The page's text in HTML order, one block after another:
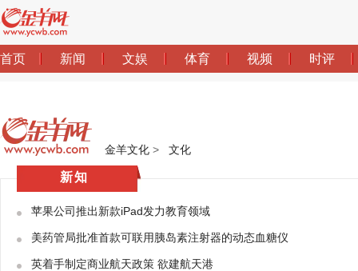
金羊文化 > 文化
新知
苹果公司推出新款iPad发力教育领域
美药管局批准首款可联用胰岛素注射器的动态血糖仪
英着手制定商业航天政策 欲建航天港